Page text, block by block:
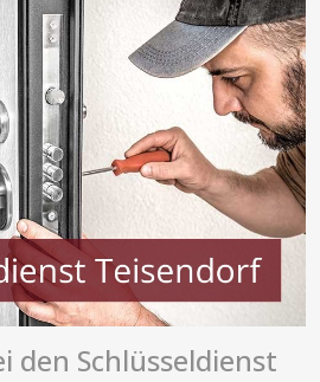
den Schlüsseldienst